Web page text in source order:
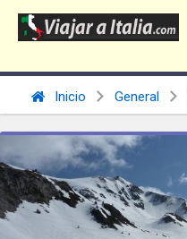
Inicio General